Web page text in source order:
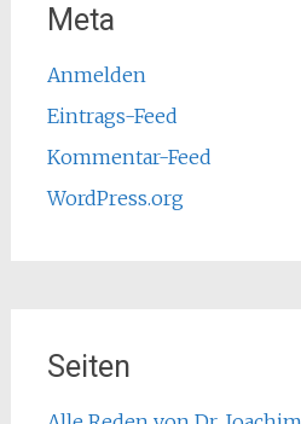
Meta
Anmelden
Eintrags-Feed
Kommentar-Feed
WordPress.org
Seiten